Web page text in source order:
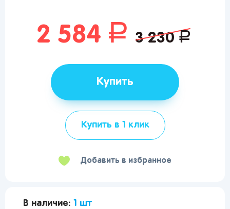
2 584 руб. 3 230руб.
Купить
Купить в 1 клик
Добавить в избранное
В наличие: 1 шт